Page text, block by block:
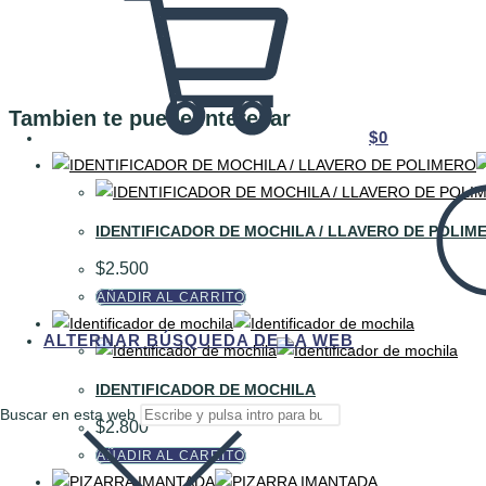
$0
ALTERNAR BÚSQUEDA DE LA WEB
Buscar en esta web
Tambien te puede interesar
IDENTIFICADOR DE MOCHILA / LLAVERO DE
$2.500
AÑADIR AL CARRITO
IDENTIFICADOR DE MOCHILA
$2.800
AÑADIR AL CARRITO